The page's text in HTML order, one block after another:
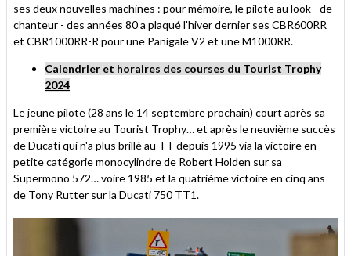
ses deux nouvelles machines : pour mémoire, le pilote au look - de
chanteur - des années 80 a plaqué l'hiver dernier ses CBR600RR
et CBR1000RR-R pour une Panigale V2 et une M1000RR.
Calendrier et horaires des courses du Tourist Trophy
2024
Le jeune pilote (28 ans le 14 septembre prochain) court après sa
première victoire au Tourist Trophy… et après le neuvième succès
de Ducati qui n'a plus brillé au TT depuis 1995 via la victoire en
petite catégorie monocylindre de Robert Holden sur sa
Supermono 572… voire 1985 et la quatrième victoire en cinq ans
de Tony Rutter sur la Ducati 750 TT1.